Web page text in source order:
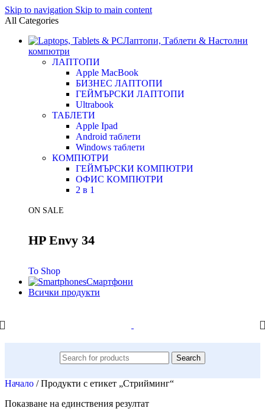
Skip to navigation Skip to main content
All Categories
Лаптопи, Таблети & Настолни
компютри
ЛАПТОПИ
Apple MacBook
БИЗНЕС ЛАПТОПИ
ГЕЙМЪРСКИ ЛАПТОПИ
Ultrabook
ТАБЛЕТИ
Apple Ipad
Android таблети
Windows таблети
КОМПЮТРИ
ГЕЙМЪРСКИ КОМПЮТРИ
ОФИС КОМПЮТРИ
2 в 1
ON SALE
HP Envy 34
To Shop
Смартфони
Всички продукти
Search
Начало / Продукти с етикет „Стрийминг“
Показване на единствения резултат